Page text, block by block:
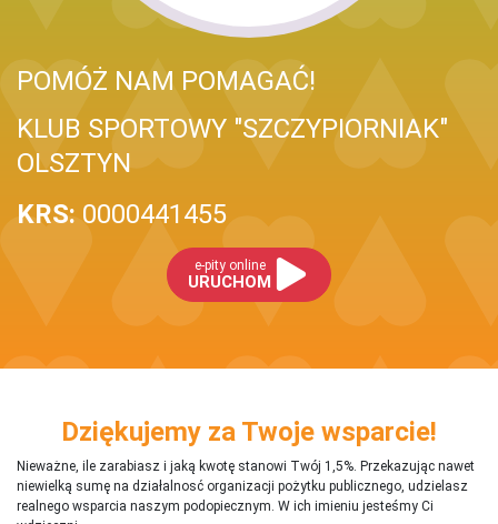
POMÓŻ NAM POMAGAĆ!
KLUB SPORTOWY "SZCZYPIORNIAK"
OLSZTYN
KRS: 0000441455
e-pity online
URUCHOM
Dziękujemy za Twoje wsparcie!
Nieważne, ile zarabiasz i jaką kwotę stanowi Twój 1,5%. Przekazując nawet
niewielką sumę na działalnosć organizacji pożytku publicznego, udzielasz
realnego wsparcia naszym podopiecznym. W ich imieniu jesteśmy Ci